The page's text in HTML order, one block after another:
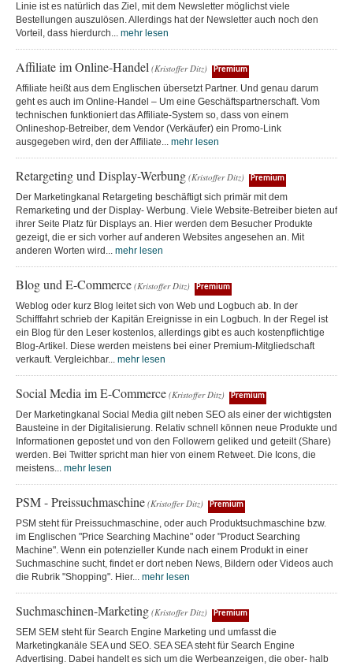
Linie ist es natürlich das Ziel, mit dem Newsletter möglichst viele
Bestellungen auszulösen. Allerdings hat der Newsletter auch noch den
Vorteil, dass hierdurch... mehr lesen
Affiliate im Online-Handel (Kristoffer Ditz) Premium
Affiliate heißt aus dem Englischen übersetzt Partner. Und genau darum
geht es auch im Online-Handel – Um eine Geschäftspartnerschaft. Vom
technischen funktioniert das Affiliate-System so, dass von einem
Onlineshop-Betreiber, dem Vendor (Verkäufer) ein Promo-Link
ausgegeben wird, den der Affiliate... mehr lesen
Retargeting und Display-Werbung (Kristoffer Ditz) Premium
Der Marketingkanal Retargeting beschäftigt sich primär mit dem
Remarketing und der Display- Werbung. Viele Website-Betreiber bieten auf
ihrer Seite Platz für Displays an. Hier werden dem Besucher Produkte
gezeigt, die er sich vorher auf anderen Websites angesehen an. Mit
anderen Worten wird... mehr lesen
Blog und E-Commerce (Kristoffer Ditz) Premium
Weblog oder kurz Blog leitet sich von Web und Logbuch ab. In der
Schifffahrt schrieb der Kapitän Ereignisse in ein Logbuch. In der Regel ist
ein Blog für den Leser kostenlos, allerdings gibt es auch kostenpflichtige
Blog-Artikel. Diese werden meistens bei einer Premium-Mitgliedschaft
verkauft. Vergleichbar... mehr lesen
Social Media im E-Commerce (Kristoffer Ditz) Premium
Der Marketingkanal Social Media gilt neben SEO als einer der wichtigsten
Bausteine in der Digitalisierung. Relativ schnell können neue Produkte und
Informationen gepostet und von den Followern geliked und geteilt (Share)
werden. Bei Twitter spricht man hier von einem Retweet. Die Icons, die
meistens... mehr lesen
PSM - Preissuchmaschine (Kristoffer Ditz) Premium
PSM steht für Preissuchmaschine, oder auch Produktsuchmaschine bzw.
im Englischen "Price Searching Machine" oder "Product Searching
Machine". Wenn ein potenzieller Kunde nach einem Produkt in einer
Suchmaschine sucht, findet er dort neben News, Bildern oder Videos auch
die Rubrik "Shopping". Hier... mehr lesen
Suchmaschinen-Marketing (Kristoffer Ditz) Premium
SEM SEM steht für Search Engine Marketing und umfasst die
Marketingkanäle SEA und SEO. SEA SEA steht für Search Engine
Advertising. Dabei handelt es sich um die Werbeanzeigen, die ober- halb